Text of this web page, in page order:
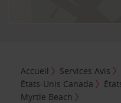
Accueil Services Avis
États-Unis Canada
Myrtle Beach